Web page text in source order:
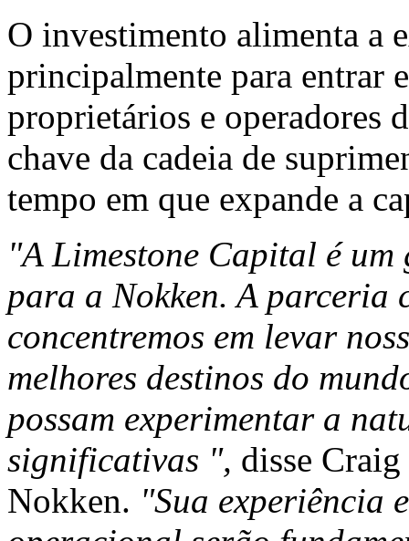
O investimento alimenta a
principalmente para entrar
proprietários e operadores
chave da cadeia de
tempo em que expande a
"A Limestone Capital é
para a Nokken. A parceria
concentremos em levar
melhores destinos do
possam experimentar a
significativas ", disse
Nokken. "Sua experiência